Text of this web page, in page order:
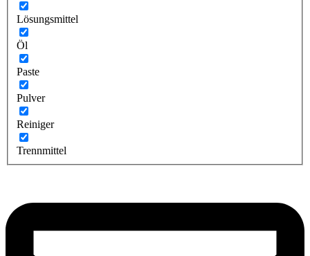
Lösungsmittel
Öl
Paste
Pulver
Reiniger
Trennmittel